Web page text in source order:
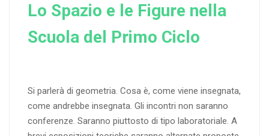
Lo Spazio e le Figure nella
Scuola del Primo Ciclo
Si parlerà di geometria. Cosa è, come viene insegnata,
come andrebbe insegnata. Gli incontri non saranno
conferenze. Saranno piuttosto di tipo laboratoriale. A